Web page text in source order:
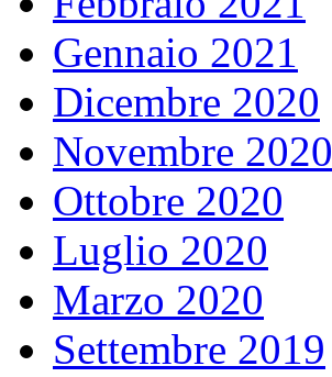
Gennaio 2021
Dicembre 2020
Novembre 2020
Ottobre 2020
Luglio 2020
Marzo 2020
Settembre 2019